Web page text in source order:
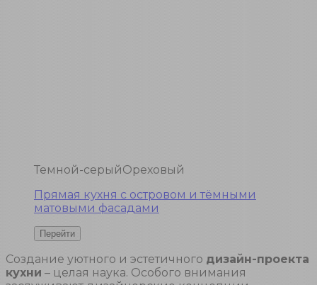
Темной-серыйОреховый
Прямая кухня с островом и тёмными
матовыми фасадами
Создание уютного и эстетичного дизайн-проекта
кухни – целая наука. Особого внимания